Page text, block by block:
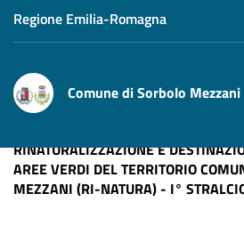
Regione Emilia-Romagna
Comune di Sorbolo Mezzani
RINATURALIZZAZIONE E
AREE VERDI DEL TERRITORIO
MEZZANI (RI-NATURA) - I°